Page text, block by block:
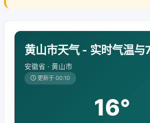
黄山市天气 - 实时气温与
安徽省 · 黄山市
更新于 00:10
16°